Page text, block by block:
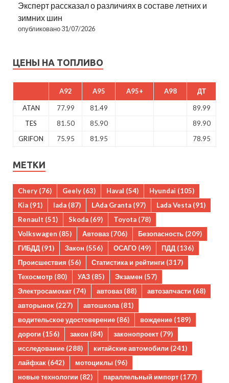
Эксперт рассказал о различиях в составе летних и
зимних шин
опубликовано 31/07/2026
ЦЕНЫ НА ТОПЛИВО
A92 A95 A95+ A98 ДТ
ATAN 77.99 81.49
89.99
TES
81.50 85.90
89.90
GRIFON
75.95 81.95 78.95
МЕТКИ
Chery (76) Geely (63) Haval (54) Hyundai (105)
Kia (91) lada (87) LAda Granta (97) Lada Vesta (91)
Renault (51) Skoda (69) Toyota (78)
Volkswagen (85) Автоваз (706) Безопасность (209)
ГИБДД (91) Закон (556) ОСАГО (49) ПДД (136)
Происшествия (56) Статистика и рейтинги (317)
Техосмотр (80) УАЗ (85) Экзамен (57)
Электросамокат (74) автоваз (88) автозапчасти (68)
авторынок (227) автошкола(81)
водительское удостоверение (86) вождение (189)
дороги (156) закон (84) законопроект (79)
исследование (288) китайские автомобили (241)
лайфхак (642) мотоциклы (96)
новые технологии (82) параллельный импорт (177)